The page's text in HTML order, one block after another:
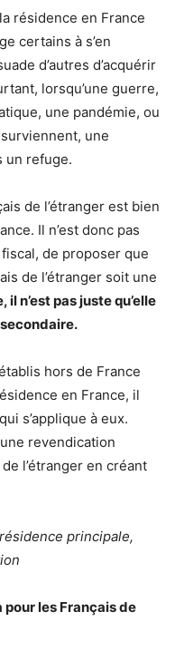
résidence en France
certains à s’en
d’autres d’acquérir
lorsqu’une guerre,
une pandémie, ou
une
un refuge.
de l’étranger est bien
Il n’est donc pas
de proposer que
de l’étranger soit une
il n’est pas juste qu’elle
hors de France
en France, il
s’applique à eux.
revendication
l’étranger en créant
principale,
les Français de